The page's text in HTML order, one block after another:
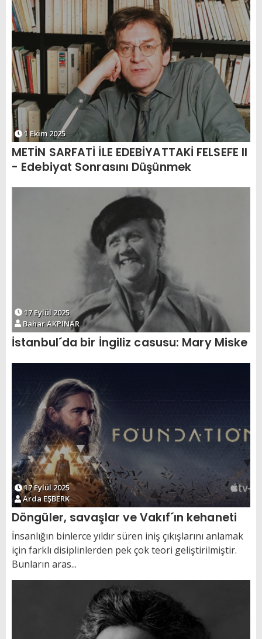
1 Ekim 2025
METİN SARFATİ İLE EDEBİYATTAKİ FELSEFE II
- Edebiyat Sonrasını Düşünmek
17 Eylül 2025
Bahar AKPINAR
İstanbul´da bir İngiliz casusu: Mary Miske
17 Eylül 2025
Arda EŞBERK
Döngüler, savaşlar ve Vakıf´ın kehaneti
İnsanlığın binlerce yıldır süren iniş çıkışlarını anlamak
için farklı disiplinlerden pek çok teori geliştirilmiştir.
Bunların aras...